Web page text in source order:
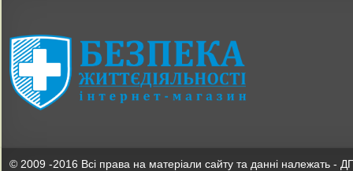
© 2009 -2016 Всі права на матеріали сайту та данні належать -